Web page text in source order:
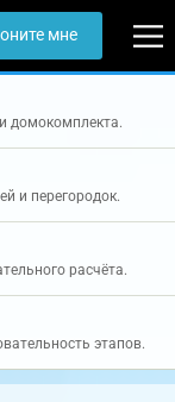
мне
домокомплекта.
и перегородок.
расчёта.
этапов.